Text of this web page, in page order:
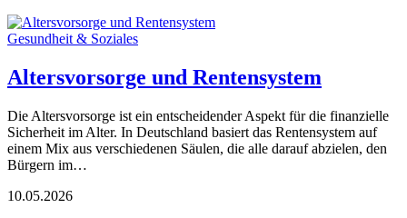
Gesundheit & Soziales
Altersvorsorge und Rentensystem
Die Altersvorsorge ist ein entscheidender Aspekt für die finanzielle
Sicherheit im Alter. In Deutschland basiert das Rentensystem auf
einem Mix aus verschiedenen Säulen, die alle darauf abzielen, den
Bürgern im…
10.05.2026